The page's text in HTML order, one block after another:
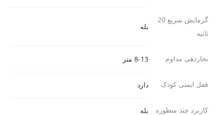
گرمایش سریع 20
ثانیه
بله
بخاردهی مداوم 8-13 متر
قفل ایمنی کودک دارد
کاربرد چند منظوره بله